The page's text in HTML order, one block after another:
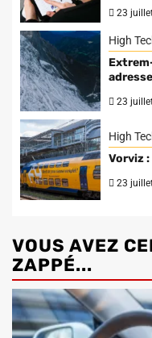
23
High
23
High
Vorviz
23
VOUS AVEZ
ZAPPÉ...